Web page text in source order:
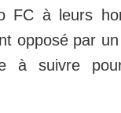
FC à leurs
opposé par
à suivre